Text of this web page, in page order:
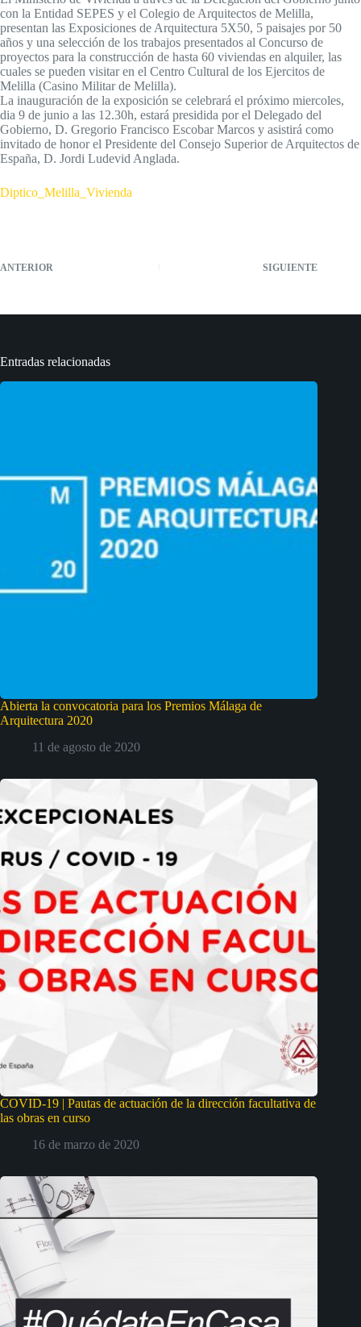
con la Entidad SEPES y el Colegio de Arquitectos de Melilla,
presentan las Exposiciones de Arquitectura 5X50, 5 paisajes por 50
años y una selección de los trabajos presentados al Concurso de
proyectos para la construcción de hasta 60 viviendas en alquiler, las
cuales se pueden visitar en el Centro Cultural de los Ejercitos de
Melilla (Casino Militar de Melilla).
La inauguración de la exposición se celebrará el próximo miercoles,
dia 9 de junio a las 12.30h, estará presidida por el Delegado del
Gobierno, D. Gregorio Francisco Escobar Marcos y asistirá como
invitado de honor el Presidente del Consejo Superior de Arquitectos de
España, D. Jordi Ludevid Anglada.
Diptico_Melilla_Vivienda
ANTERIOR SIGUIENTE
Entradas relacionadas
Abierta la convocatoria para los Premios Málaga de
Arquitectura 2020
11 de agosto de 2020
COVID-19 | Pautas de actuación de la dirección facultativa de
las obras en curso
16 de marzo de 2020